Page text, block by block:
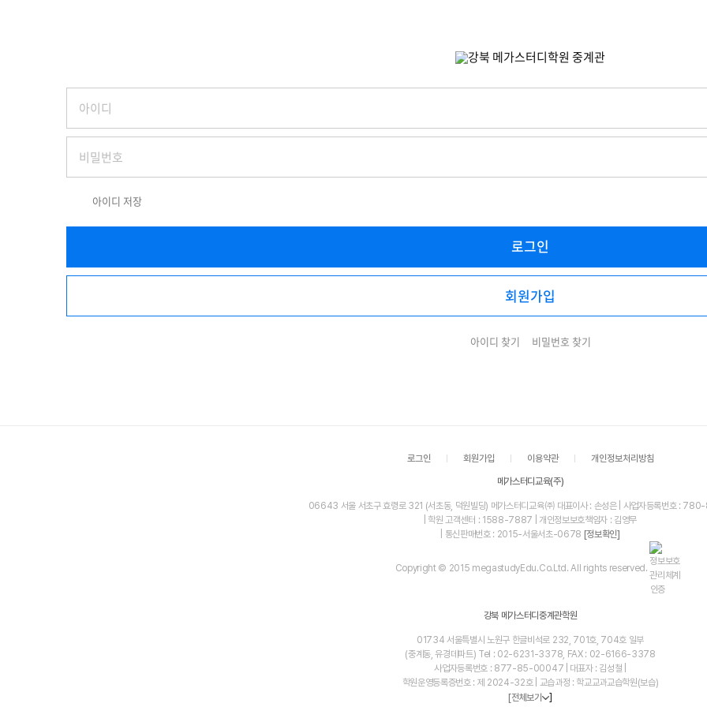
아이디 저장
로그인
회원가입
아이디 찾기 비밀번호 찾기
로그인 회원가입 이용약관 개인정보처리방침
메가스터디교육(주)
06643 서울 서초구 효령로 321 (서초동, 덕원빌딩) 메가스터디교육㈜ 대표이사 : 손성은 | 사업자등록번호 :
| 학원 고객센터 : 1588-7887 | 개인정보보호책임자 : 김영무
| 통신판매번호 : 2015-서울서초-0678 [정보확인]
Copyright © 2015 megastudyEdu.Co.Ltd. All rights reserved.
강북 메가스터디중계관학원
01734 서울특별시 노원구 한글비석로 232, 701호, 704호 일부
(중계동, 유경데파트) Tel : 02-6231-3378, FAX : 02-6166-3378
사업자등록번호 : 877-85-00047 | 대표자 : 김성철 |
학원운영등록증번호 : 제 2024-32호 | 교습과정 : 학교교과교습학원(보습)
[전체보기
]